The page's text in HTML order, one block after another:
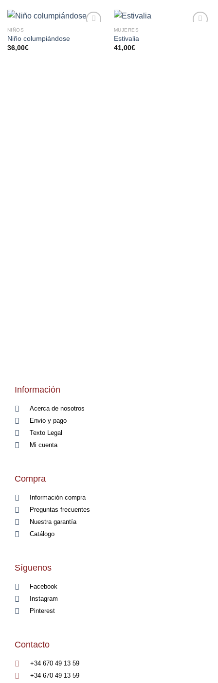
NIÑOS
Niño columpiándose
36,00€
MUJERES
Estivalia
41,00€
Información
Acerca de nosotros
Envio y pago
Texto Legal
Mi cuenta
Compra
Información compra
Preguntas frecuentes
Nuestra garantía
Catálogo
Síguenos
Facebook
Instagram
Pinterest
Contacto
+34 670 49 13 59
+34 670 49 13 59